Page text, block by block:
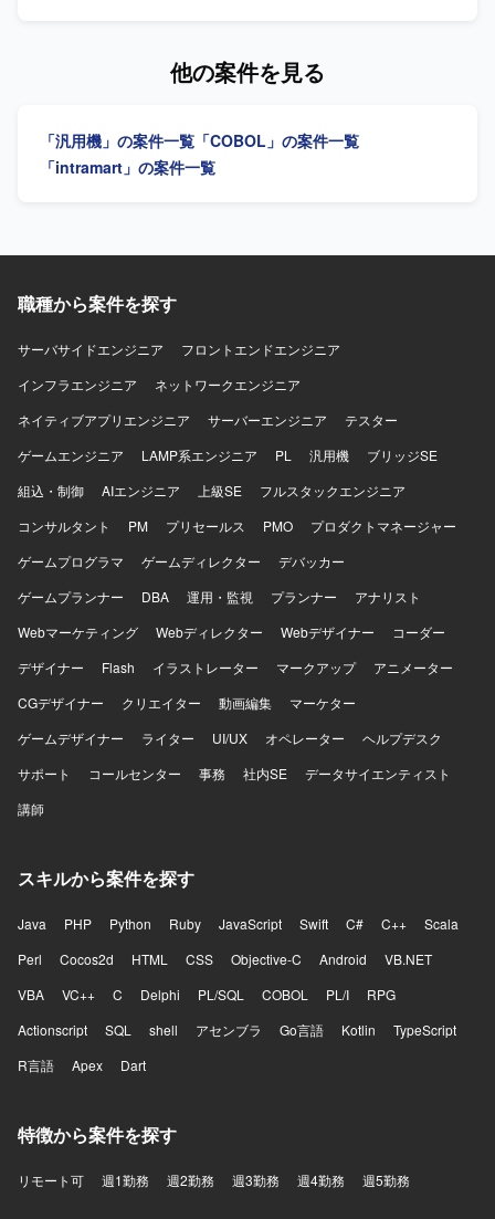
計からリリースまでの工程に携わっていただきます。 【求
す。保守とマイグレーションの両方の視点を持ち、責任感
を持って粘り強く対応いただける方が望ましいです。 【ポ
加え、JavaやJavaScriptなどの技術要素にも触れる機会があ
スト＞汎用機（日立）、DB：XDM、RD ＜サーバー＞OS：
WebApps、DB：HiRDB、DB2 フレームワーク：JSF 開発
言語：COBOL、HTML、JavaScript、Java、CSS 開発ツー
ル：GITHub、Subversion（SVN）を利用しています。
他の案件を見る
「汎用機」の案件一覧 「COBOL」の案件一覧
「intramart」の案件一覧
職種から案件を探す
サーバサイドエンジニア
フロントエンドエンジニア
インフラエンジニア
ネットワークエンジニア
ネイティブアプリエンジニア
サーバーエンジニア
テスター
ゲームエンジニア
LAMP系エンジニア PL 汎用機
ブリッジSE
組込・制御
AIエンジニア 上級SE
フルスタックエンジニア
コンサルタント
PM プリセールス PMO
プロダクトマネージャー
ゲームプログラマ
ゲームディレクター
デバッカー
ゲームプランナー
DBA 運用・監視 プランナー
アナリスト
Webマーケティング
Webディレクター Webデザイナー
コーダー
デザイナー
Flash イラストレーター マークアップ
アニメーター
CGデザイナー
クリエイター 動画編集
マーケター
ゲームデザイナー
ライター UI/UX オペレーター
ヘルプデスク
サポート
コールセンター 事務 社内SE
データサイエンティスト
講師
スキルから案件を探す
Java PHP Python Ruby JavaScript Swift C# C++
Scala
Perl
Cocos2d HTML CSS Objective-C Android
VB.NET
VBA
VC++ C Delphi PL/SQL COBOL PL/I
RPG
Actionscript
SQL shell アセンブラ Go言語 Kotlin
TypeScript
R言語
Apex Dart
特徴から案件を探す
リモート可 週1勤務 週2勤務 週3勤務 週4勤務 週5勤務